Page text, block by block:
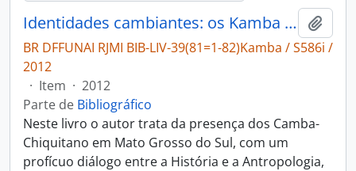
Identidades cambiantes: os Kamba na fronteira Brasil-Bolívia.
BR DFFUNAI RJMI BIB-LIV-39(81=1-82)Kamba / S586i /
2012
· Item · 2012
Parte de Bibliográfico
Neste livro o autor trata da presença dos Camba-
Chiquitano em Mato Grosso do Sul, com um
profícuo diálogo entre a História e a Antropologia,